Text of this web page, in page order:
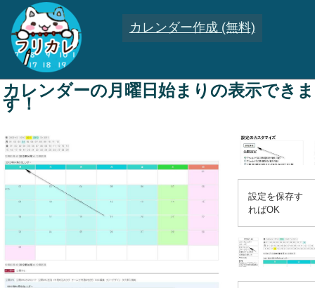
カレンダー作成 (無料)
カレンダーの月曜日始まりの表示できま
す！
設定を保存す
ればOK